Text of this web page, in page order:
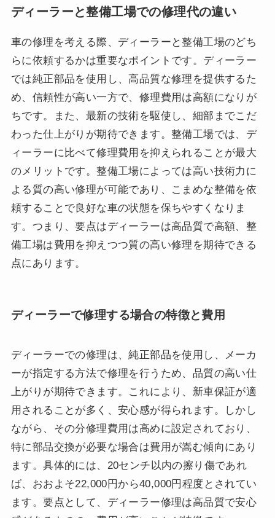
ディーラーと整備工場での修理代の違い
車の修理を考える際、ディーラーと整備工場のどち
らに依頼するかは重要なポイントです。ディーラー
では純正部品を使用し、高品質な修理を提供するた
め、信頼性が高い一方で、修理費用は高額になりが
ちです。また、最新の技術を駆使し、細部までこだ
わった仕上がりが期待できます。整備工場では、デ
ィーラーに比べて修理費用を抑えられることが最大
のメリットです。整備工場によっては高い技術力に
よる質の高い修理が可能であり、こまめな整備を依
頼することで良好な車の状態を保ちやすくなりま
す。つまり、要点はディーラーは高品質で高額、整
備工場は費用を抑えつつ質の高い修理を期待できる
点にあります。
ディーラーで修理する場合の特徴と費用
ディーラーでの修理は、純正部品を使用し、メーカ
ーが指定する方法で修理を行うため、品質の高い仕
上がりが期待できます。これにより、新車保証が適
用されることが多く、安心感が得られます。しかし
ながら、その分修理費用は高めに設定されており、
特に部品交換が必要な場合は費用が嵩む傾向にあり
ます。具体的には、20センチ以内の擦り傷であれ
ば、おおよそ22,000円から40,000円程度とされてい
ます。要点として、ディーラー修理は高品質で安心